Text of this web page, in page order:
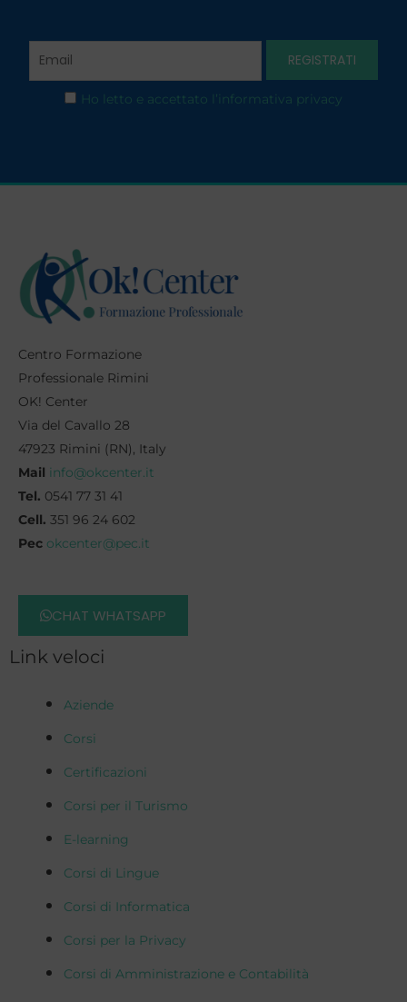
Ho letto e accettato l’informativa privacy
Centro Formazione
Professionale Rimini
OK! Center
Via del Cavallo 28
47923 Rimini (RN), Italy
Mail info@okcenter.it
Tel. 0541 77 31 41
Cell. 351 96 24 602
Pec okcenter@pec.it
CHAT WHATSAPP
Link veloci
Aziende
Corsi
Certificazioni
Corsi per il Turismo
E-learning
Corsi di Lingue
Corsi di Informatica
Corsi per la Privacy
Corsi di Amministrazione e Contabilità